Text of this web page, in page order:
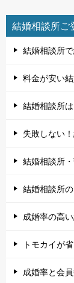
結婚相談所ご
結婚相談所
料金が安い
結婚相談所
失敗しない
結婚相談所
結婚相談所
成婚率の高
トモカイが
成婚率と会